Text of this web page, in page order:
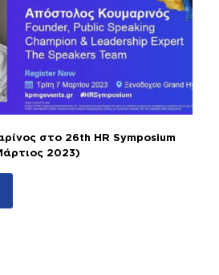
στο 26th HR Symposium
2023)